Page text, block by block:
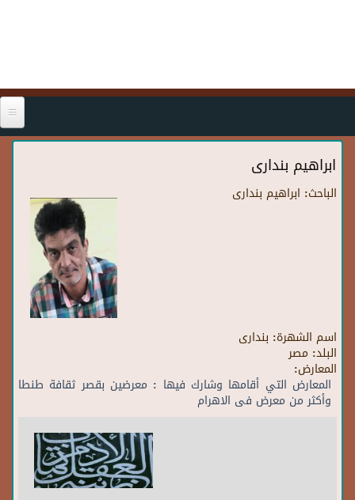
ابراهيم بندارى
الباحث: ابراهيم بندارى
اسم الشهرة: بندارى
البلد: مصر
المعارض:
المعارض التي أقامها وشارك فيها : معرضين بقصر ثقافة طنطا
وأكثر من معرض فى الاهرام